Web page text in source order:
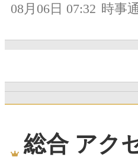
08月06日 07:32 時事
総合 アク